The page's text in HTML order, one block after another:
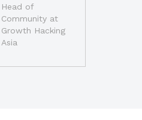
Head of
Community at
Growth Hacking
Asia